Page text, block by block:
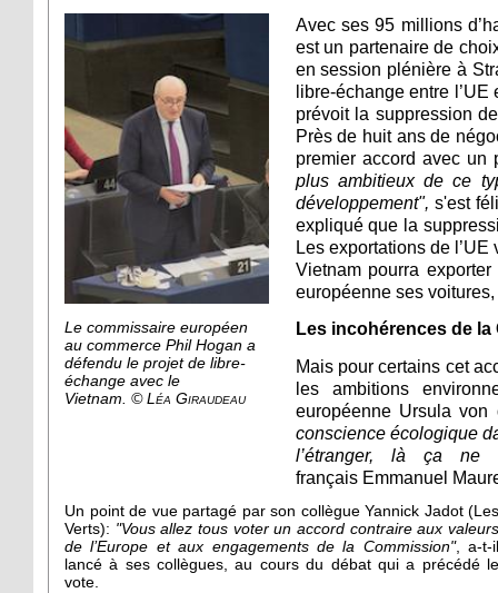
Le commissaire européen
au commerce Phil Hogan a
défendu le projet de libre-
échange avec le
Vietnam. © Léa Giraudeau
Avec ses 95 millions
est un partenaire de
en session plénière à
libre-échange entre
prévoit la suppression
Près de huit ans de
premier accord avec un
plus ambitieux de ce
développement", s'est
expliqué que la
Les exportations de
Vietnam pourra
européenne ses
Les incohérences de la
Mais pour certains cet
les ambitions
européenne Ursula
conscience écologique
l’étranger, là ça
français Emmanuel
Un point de vue partagé par son collègue Yannick Jadot (Les
Verts): "Vous allez tous voter un accord contraire aux
de l’Europe et aux engagements de la Commission", a-t-il
lancé à ses collègues, au cours du débat qui a précédé le
vote.